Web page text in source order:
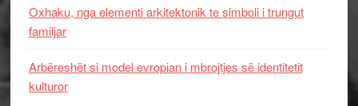
Oxhaku, nga elementi arkitektonik te simboli i trungut
familjar
Arbëreshët si model evropian i mbrojtjes së identitetit
kulturor